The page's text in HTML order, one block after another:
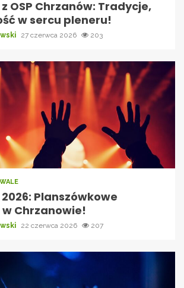
z OSP Chrzanów: Tradycje,
w sercu pleneru!
27 czerwca 2026 203
Planszówkowe
Chrzanowie!
22 czerwca 2026 207